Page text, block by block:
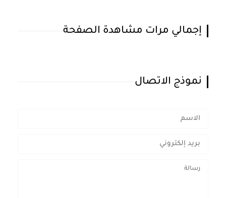
إجمالي مرات مشاهدة الصفحة
نموذج الاتصال